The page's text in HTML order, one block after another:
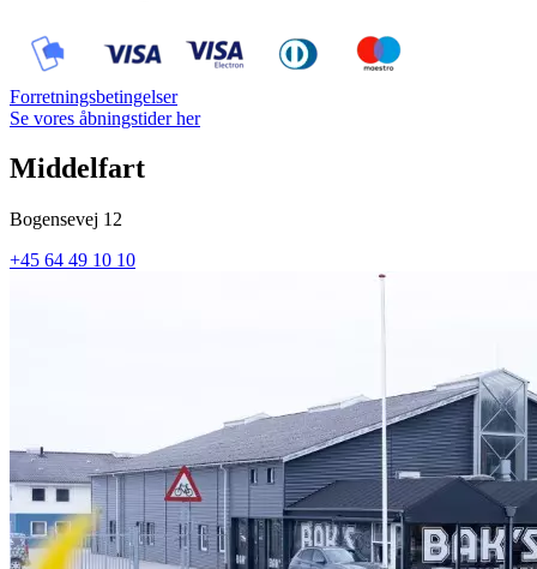
Forretningsbetingelser
Se vores åbningstider her
Middelfart
Bogensevej 12
+45 64 49 10 10